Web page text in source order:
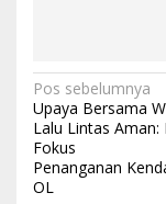
N
a
v
i
Pos sebelumnya
Upaya Bersama
Lalu Lintas Aman:
Fokus
Penanganan
OL